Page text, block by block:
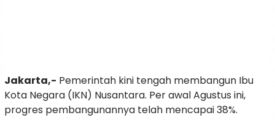
Jakarta,- Pemerintah kini tengah membangun Ibu
Kota Negara (IKN) Nusantara. Per awal Agustus ini,
progres pembangunannya telah mencapai 38%.